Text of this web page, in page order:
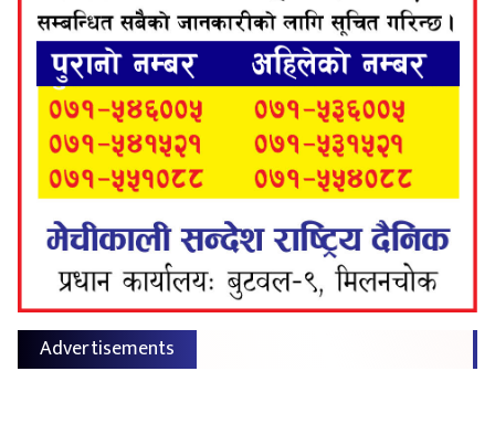
Advertisements